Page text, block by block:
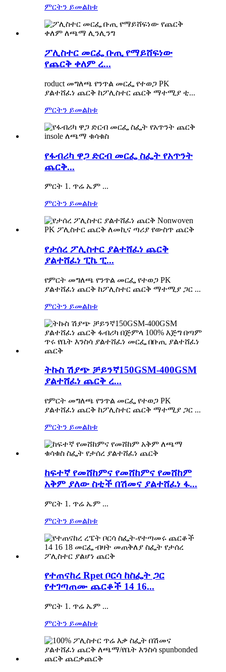
ምርትን ይመልከቱ
ፖሊስተር መርፌ ቡጢ የማይሸፍነው
የጨርቅ ቀለም ረ...
roduct መግለጫ የንጥል መርፌ የተወጋ PK
ያልተሸፈነ ጨርቅ ከፖሊስተር ጨርቅ ማተሚያ ቲ...
ምርትን ይመልከቱ
የፋብሪካ ዋጋ ድርብ መርፌ ስፌት የአጥንት
ጨርቅ...
ምርት 1. ጥሬ ኤም ...
ምርትን ይመልከቱ
የታሰረ ፖሊስተር ያልተሸፈነ ጨርቅ
ያልተሸፈነ ፒኬ ፒ...
የምርት መግለጫ የንጥል መርፌ የተወጋ PK
ያልተሸፈነ ጨርቅ ከፖሊስተር ጨርቅ ማተሚያ ጋር ...
ምርትን ይመልከቱ
ትኩስ ሽያጭ ቻይንኛ150GSM-400GSM
ያልተሸፈነ ጨርቅ ረ...
የምርት መግለጫ የንጥል መርፌ የተወጋ PK
ያልተሸፈነ ጨርቅ ከፖሊስተር ጨርቅ ማተሚያ ጋር ...
ምርትን ይመልከቱ
ከፍተኛ የመሸከምና የመሸከምና የመሸከም
አቅም ያለው ስቲች በሽመና ያልተሸፈነ ፋ...
ምርት 1. ጥሬ ኤም ...
ምርትን ይመልከቱ
የተጠናከረ Rpet ቦርሳ ከስፌት ጋር
የተገጣጠሙ ጨርቆች 14 16...
ምርት 1. ጥሬ ኤም ...
ምርትን ይመልከቱ